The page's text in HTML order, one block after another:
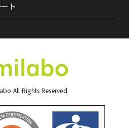
ト
All Rights Reserved.